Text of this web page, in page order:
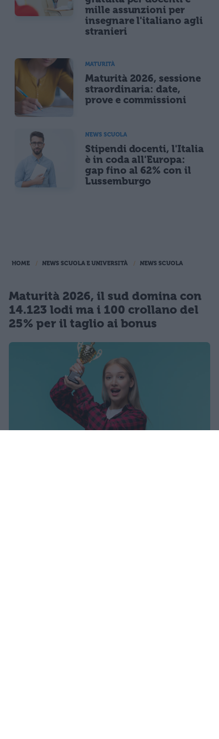
mille assunzioni per
insegnare l'italiano agli
stranieri
MATURITÀ
Maturità 2026, sessione
straordinaria: date,
prove e commissioni
NEWS SCUOLA
Stipendi docenti, l'Italia
è in coda all'Europa:
gap fino al 62% con il
Lussemburgo
HOME NEWS SCUOLA E UNIVERSITÀ NEWS SCUOLA
Maturità 2026, il sud domina con
14.123 lodi ma i 100 crollano del
25% per il taglio ai bonus